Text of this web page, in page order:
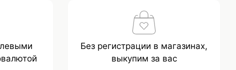
Без регистрации в магазинах,
выкупим за вас